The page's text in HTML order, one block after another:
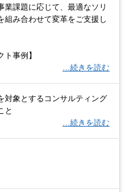
業課題に応じて、最適なソリ
組み合わせて変革をご支援し
ト事例】
…続きを読む
対象とするコンサルティング
と
…続きを読む